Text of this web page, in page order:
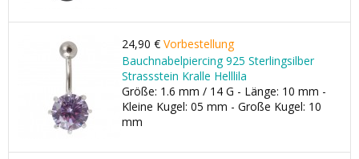
24,90 € Vorbestellung
Bauchnabelpiercing 925 Sterlingsilber
Strassstein Kralle Helllila
Größe: 1.6 mm / 14 G - Länge: 10 mm -
Kleine Kugel: 05 mm - Große Kugel: 10
mm